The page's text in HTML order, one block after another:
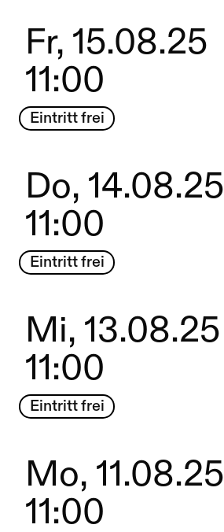
Fr, 15.08.25
11:00
Eintritt frei
Do, 14.08.25
11:00
Eintritt frei
Mi, 13.08.25
11:00
Eintritt frei
Mo, 11.08.25
11:00